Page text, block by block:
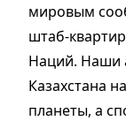
мировым
штаб-
Наций. Наши
Казахстана
планеты, а